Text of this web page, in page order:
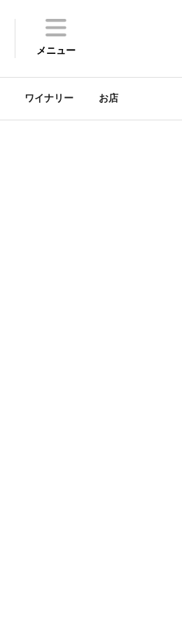
メニュー
ワイナリー お店